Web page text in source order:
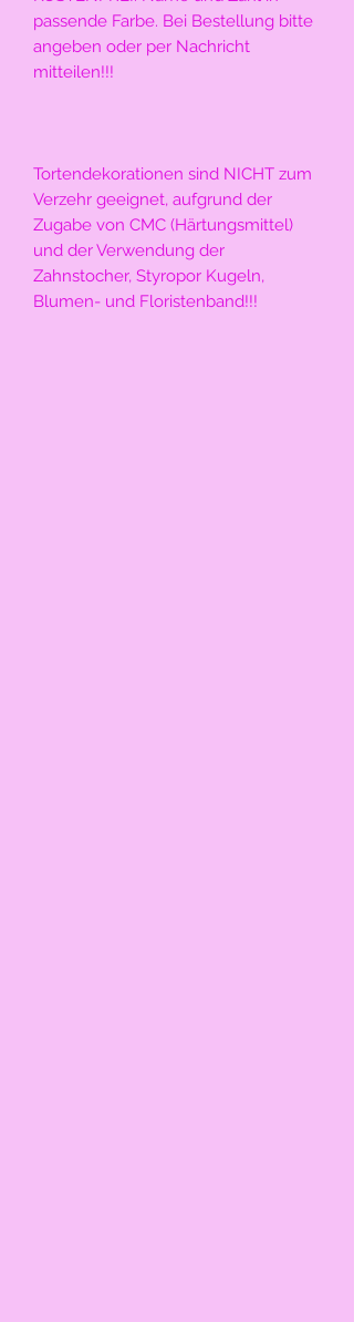
passende Farbe. Bei Bestellung bitte
angeben oder per Nachricht
mitteilen!!!
Tortendekorationen sind NICHT zum
Verzehr geeignet, aufgrund der
Zugabe von CMC (Härtungsmittel)
und der Verwendung der
Zahnstocher, Styropor Kugeln,
Blumen- und Floristenband!!!